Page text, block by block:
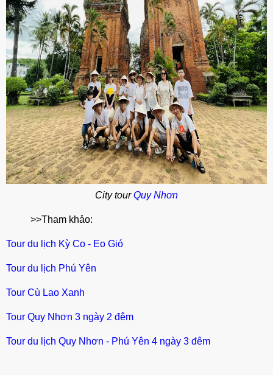
City tourQuy Nhơn
>>Tham khảo:
Tour du lịch Kỳ Co - Eo Gió
Tour du lịch Phú Yên
Tour Cù Lao Xanh
Tour Quy Nhơn 3 ngày 2 đêm
Tour du lịch Quy Nhơn - Phú Yên 4 ngày 3 đêm